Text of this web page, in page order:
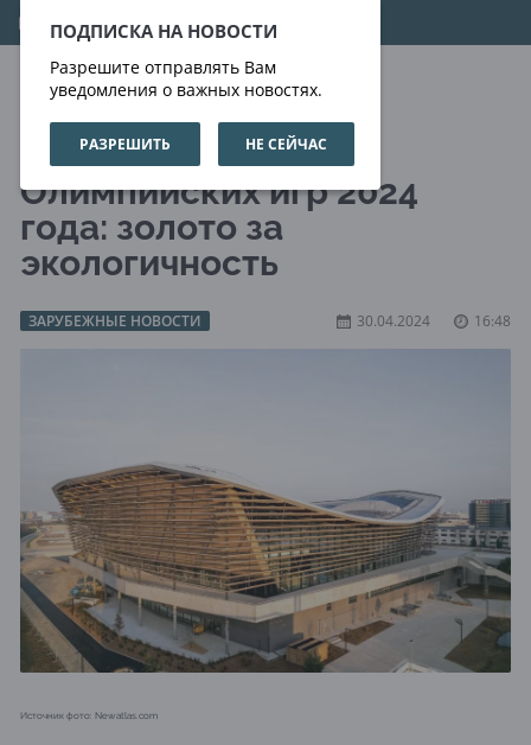
ПОДПИСКА НА НОВОСТИ
Разрешите отправлять Вам
уведомления о важных новостях.
РАЗРЕШИТЬ НЕ СЕЙЧАС
08.08.2026 16:18:57
Спортивный центр
Олимпийских игр 2024
года: золото за
экологичность
ЗАРУБЕЖНЫЕ НОВОСТИ 30.04.2024 16:48
Источник фото: Newatlas.com